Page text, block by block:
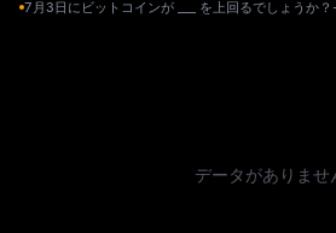
7月3日にビットコインが ___ を上回るでしょうか
データがありませ